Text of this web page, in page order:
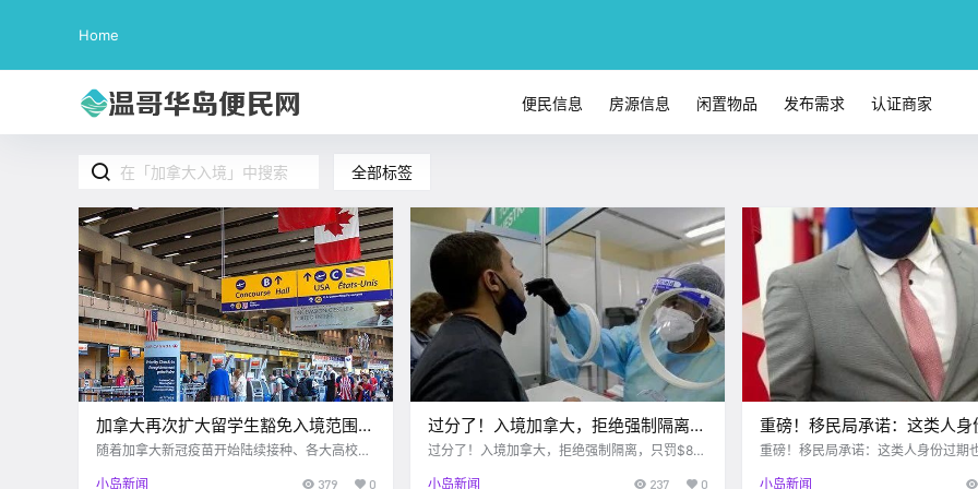
Home
便民信息 房源信息 闲置物品 发布需求 认证商家
全部标签
加拿大再次扩大留学生豁免入境范围，
家长陪同入境无需额外申请！
随着加拿大新冠疫苗开始陆续接种、各大高校官
学生小伙伴也越来越多了。 就在近日，加拿大移
小岛新闻 379 0
过分了！入境加拿大，拒绝强制隔离，
只罚$880！就没有然后了？！检测出
过分了！入境加拿大，拒绝强制隔离，只罚$88
小岛新闻
237 0
重磅！移民局承诺：这类人身
能入境加拿大，不影响移民！
重磅！移民局承诺：这类人身份过期
小岛新闻